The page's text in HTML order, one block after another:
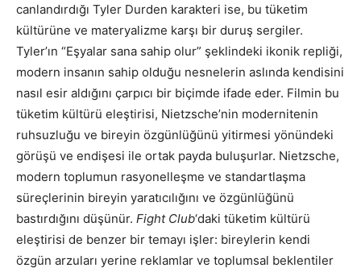
canlandırdığı Tyler Durden karakteri ise, bu tüketim
kültürüne ve materyalizme karşı bir duruş sergiler.
Tyler’ın “Eşyalar sana sahip olur” şeklindeki ikonik repliği,
modern insanın sahip olduğu nesnelerin aslında kendisini
nasıl esir aldığını çarpıcı bir biçimde ifade eder. Filmin bu
tüketim kültürü eleştirisi, Nietzsche’nin modernitenin
ruhsuzluğu ve bireyin özgünlüğünü yitirmesi yönündeki
görüşü ve endişesi ile ortak payda buluşurlar. Nietzsche,
modern toplumun rasyonelleşme ve standartlaşma
süreçlerinin bireyin yaratıcılığını ve özgünlüğünü
bastırdığını düşünür. Fight Club‘daki tüketim kültürü
eleştirisi de benzer bir temayı işler: bireylerin kendi
özgün arzuları yerine reklamlar ve toplumsal beklentiler